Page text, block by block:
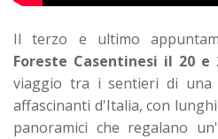
Il terzo e ultimo
Foreste Casentinesi il 20 e
viaggio tra i sentieri di una
affascinanti d'Italia, con
panoramici che regalano